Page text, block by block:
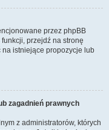
przez phpBB
przejdź na stronę
na istniejące propozycje lub
zagadnień prawnych
z administratorów, których